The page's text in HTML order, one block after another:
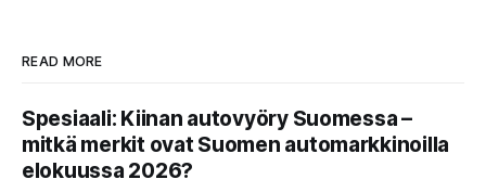
READ MORE
Spesiaali: Kiinan autovyöry Suomessa –
mitkä merkit ovat Suomen automarkkinoilla
elokuussa 2026?